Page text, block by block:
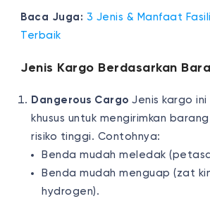
Baca Juga: 3 Jenis & Manfaat
Terbaik
Jenis Kargo Berdasarkan
Dangerous Cargo Jenis kargo
khusus untuk mengirimkan
risiko tinggi. Contohnya:
Benda mudah meledak
Benda mudah menguap (zat
hydrogen).